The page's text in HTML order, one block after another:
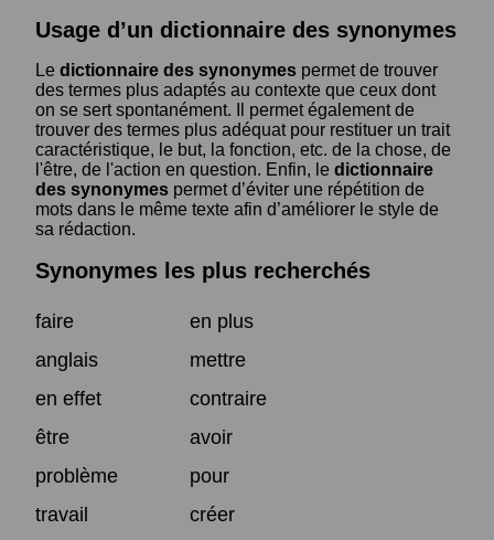
Usage d’un dictionnaire des synonymes
Le dictionnaire des synonymes permet de trouver
des termes plus adaptés au contexte que ceux dont
on se sert spontanément. Il permet également de
trouver des termes plus adéquat pour restituer un trait
caractéristique, le but, la fonction, etc. de la chose, de
l'être, de l'action en question. Enfin, le dictionnaire
des synonymes permet d’éviter une répétition de
mots dans le même texte afin d’améliorer le style de
sa rédaction.
Synonymes les plus recherchés
faire
en plus
anglais
mettre
en effet
contraire
être
avoir
problème
pour
travail
créer